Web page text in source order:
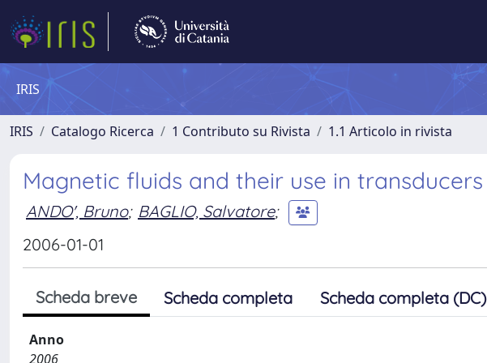
IRIS
IRIS Catalogo Ricerca 1 Contributo su Rivista 1.1 Articolo in rivista
Magnetic fluids and their use in transducers
ANDO', Bruno; BAGLIO, Salvatore;
2006-01-01
Scheda breve Scheda completa Scheda completa (DC)
Anno
2006